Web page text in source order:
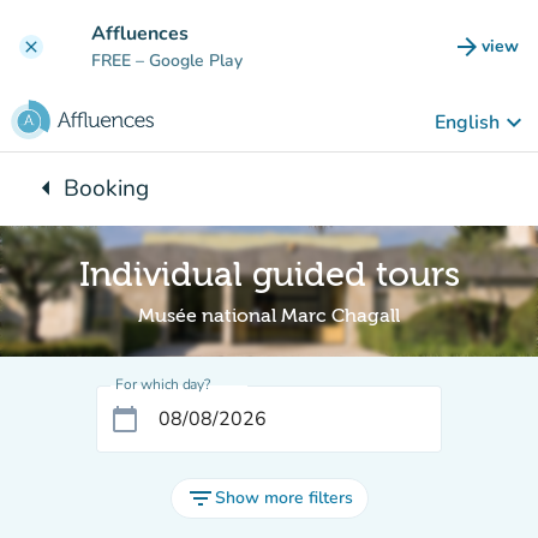
clear Affluences
FREE – Google Play arrow_forward view
(new
English keyboard_arrow_down
arrow_leftBack to:
Booking
Individual guided tours
Musée national Marc Chagall
For which day?
calendar_today
filter_listShow more filters